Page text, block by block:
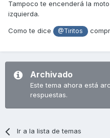
Tampoco te encenderá la
izquierda.
Como te dice @Tiritos
Archivado
Este tema ahora está
respuestas.
Ir a la lista de temas